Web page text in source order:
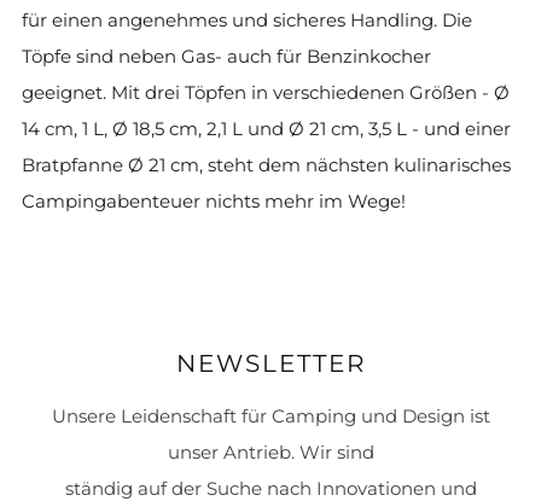
für einen angenehmes und sicheres Handling. Die
Töpfe sind neben Gas- auch für Benzinkocher
geeignet. Mit drei Töpfen in verschiedenen Größen - Ø
14 cm, 1 L, Ø 18,5 cm, 2,1 L und Ø 21 cm, 3,5 L - und einer
Bratpfanne Ø 21 cm, steht dem nächsten kulinarisches
Campingabenteuer nichts mehr im Wege!
NEWSLETTER
Unsere Leidenschaft für Camping und Design ist
unser Antrieb. Wir sind
ständig auf der Suche nach Innovationen und